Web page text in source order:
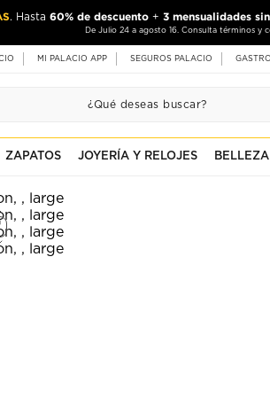
. Hasta 60% de descuento + 3 mensualidades
De Julio 24 a agosto 16. Consulta términos y
MI PALACIO APP SEGUROS PALACIO
ZAPATOS JOYERÍA Y RELOJES BELLEZA